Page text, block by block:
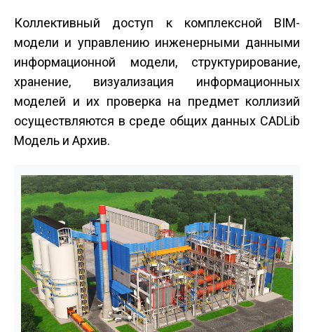
Коллективный доступ к комплексной BIM­
модели и управлению инженерными данными
информационной модели, структурирование,
хранение, визуализация информационных
моделей и их проверка на предмет коллизий
осуществляются в среде общих данных CADLib
Модель и Архив.